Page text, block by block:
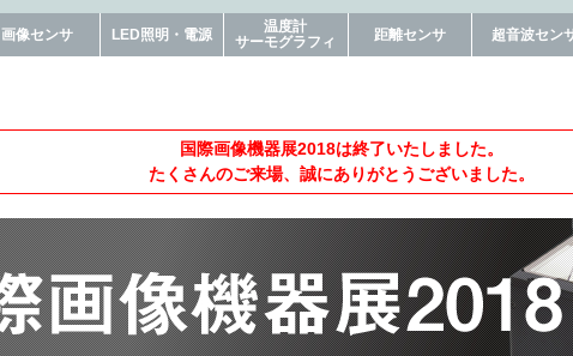
画像センサ LED照明・電源
温度計
サーモグラフィ
距離センサ 超音波セン
国際画像機器展2018は終了いたしました。
たくさんのご来場、誠にありがとうございました。